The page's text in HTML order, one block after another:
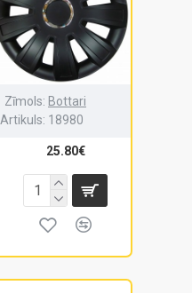
Zīmols: Bottari
Artikuls: 18980
25.80€